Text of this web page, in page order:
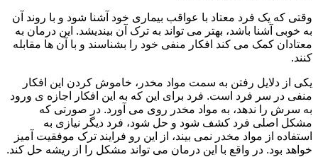
وقتی که یک فرد معتاد با عواقب بیماری خود آشنا شود و با روند آن
به خوبی آشنا باشد، بهتر می تواند به ترک آن بیندیشد. این درمان به
معتادان کمک می کند افکار منفی خود را بشناسند و با آن ها مقابله
کنند.
یکی از دلایل رفتن به سمت مواد مخدر، خاموش کردن این افکار
منفی در سر فرد است. فرد برای این که به این افکار اجازه ی ورود
به سرش را ندهد، به مواد مخدر روی می آورد. در صورتی که
مشکل اصلی فرد کشف شود و حل شود، فرد دیگر نیازی به
استفاده از مواد مخدر نمی بیند، از این رو فرایند ترک موفقیت آمیز
خواهد بود. در واقع با این درمان می تواند مشکل را از ریشه حل کند.